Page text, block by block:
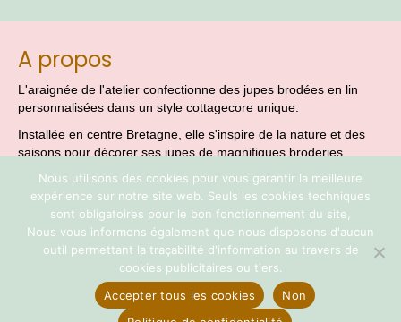
A propos
L'araignée de l'atelier confectionne des jupes brodées en lin
personnalisées dans un style cottagecore unique.
Installée en centre Bretagne, elle s'inspire de la nature et des
saisons pour décorer ses jupes de magnifiques broderies.
Mentions Légales CGV Retours & Remboursements RGPD
© 2026 L'Araignée de l'Atelier
Nous utilisons des cookies pour vous garantir la meilleure
expérience sur notre site web. Seuls les cookies techniques
sont obligatoires pour le bon fonctionnement du site,
Nous vous informons également que nous disposons d'aucun
outil permettant la traçabilité d'information au travers de
cookies publicitaires ou tiers.
Accepter tous les cookies
Non